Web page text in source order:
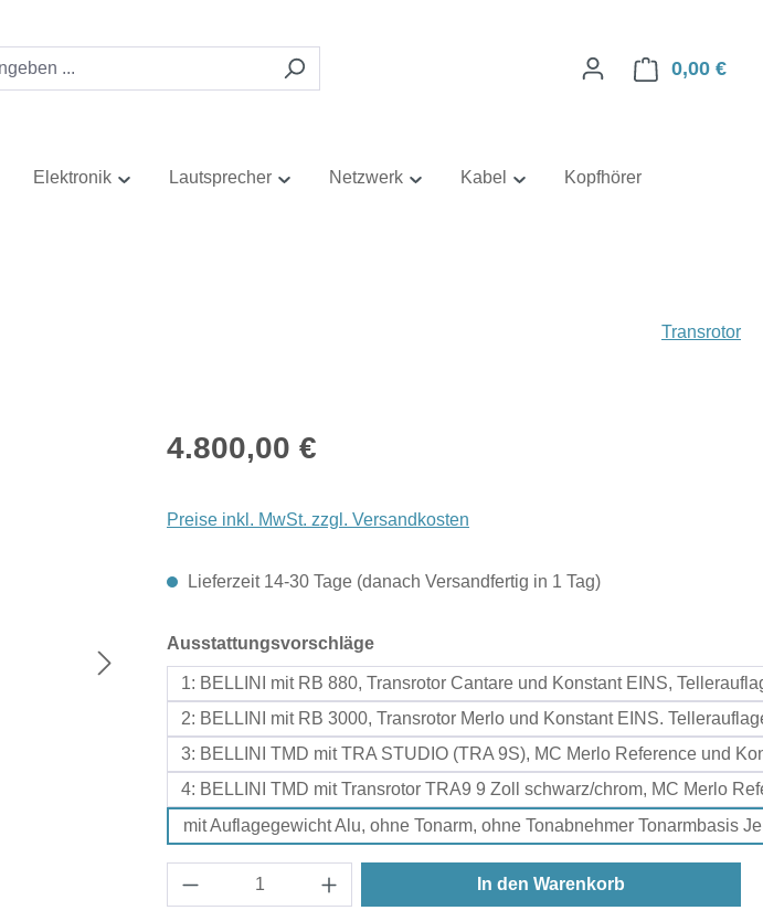
0,00 €
Elektronik Lautsprecher Netzwerk Kabel Kopfhörer
Transrotor
Regulärer Preis:
4.800,00 €
Preise inkl. MwSt. zzgl. Versandkosten
Lieferzeit 14-30 Tage (danach Versandfertig in 1 Tag)
Ausstattungsvorschlägeauswählen
1: BELLINI mit RB 880, Transrotor Cantare und Konstant EINS,
2: BELLINI mit RB 3000, Transrotor Merlo und Konstant EINS.
3: BELLINI TMD mit TRA STUDIO (TRA 9S), MC Merlo Reference und
4: BELLINI TMD mit Transrotor TRA9 9 Zoll schwarz/chrom, MC Merlo
mit Auflagegewicht Alu, ohne Tonarm, ohne Tonabnehmer Tonarmbasis
In den Warenkorb